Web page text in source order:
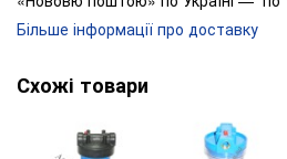
Більше інформації про доставку
Схожі товари